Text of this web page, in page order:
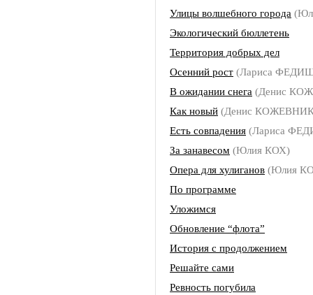
Улицы волшебного города
Экологический бюллетень
Территория добрых дел
Осенний рост (Лариса
В ожидании снега (Денис
Как новый (Денис
Есть совпадения (Лариса
За занавесом (Юлия КОХ)
Опера для хулиганов (Юлия
По программе
Уложимся
Обновление “флота”
История с продолжением
Решайте сами
Ревность погубила